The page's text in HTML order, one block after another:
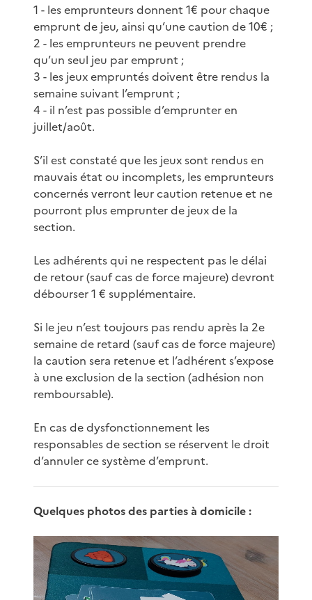
1 - les emprunteurs donnent 1€ pour chaque
emprunt de jeu, ainsi qu’une caution de 10€ ;
2 - les emprunteurs ne peuvent prendre
qu’un seul jeu par emprunt ;
3 - les jeux empruntés doivent être rendus la
semaine suivant l’emprunt ;
4 - il n’est pas possible d’emprunter en
juillet/août.
S’il est constaté que les jeux sont rendus en
mauvais état ou incomplets, les emprunteurs
concernés verront leur caution retenue et ne
pourront plus emprunter de jeux de la
section.
Les adhérents qui ne respectent pas le délai
de retour (sauf cas de force majeure) devront
débourser 1 € supplémentaire.
Si le jeu n’est toujours pas rendu après la 2e
semaine de retard (sauf cas de force majeure)
la caution sera retenue et l’adhérent s’expose
à une exclusion de la section (adhésion non
remboursable).
En cas de dysfonctionnement les
responsables de section se réservent le droit
d’annuler ce système d’emprunt.
Quelques photos des parties à domicile :